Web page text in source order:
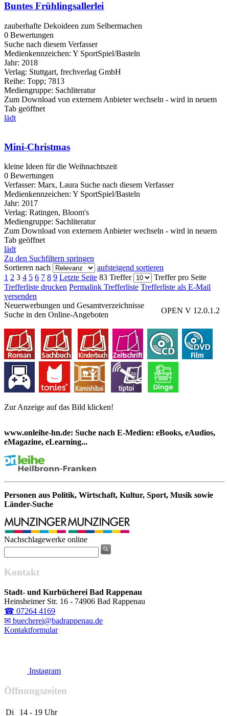
Buntes Frühlingsallerlei
zauberhafte Dekoideen zum Selbermachen
0 Bewertungen
Suche nach diesem Verfasser
Medienkennzeichen: Y SportSpiel/Basteln
Jahr: 2018
Verlag: Stuttgart, frechverlag GmbH
Reihe: Topp; 7813
Mediengruppe: Sachliteratur
Zum Download von externem Anbieter wechseln - wird in neuem
Tab geöffnet
lädt
Mini-Christmas
kleine Ideen für die Weihnachtszeit
0 Bewertungen
Verfasser: Marx, Laura Suche nach diesem Verfasser
Medienkennzeichen: Y SportSpiel/Basteln
Jahr: 2017
Verlag: Ratingen, Bloom's
Mediengruppe: Sachliteratur
Zum Download von externem Anbieter wechseln - wird in neuem
Tab geöffnet
lädt
Zu den Suchfiltern springen
Sortieren nach
aufsteigend sortieren
1 2 3 4 5 6 7 8 9 Letzte Seite 83 Treffer
Treffer pro Seite
Trefferliste drucken Permalink Trefferliste Trefferliste als E-Mail
versenden
OPEN V 12.0.1.2
Neuerwerbungen und Gesamtverzeichnisse
Zur Anzeige auf das Bild klicken!
Suche in den Online-Angeboten
www.onleihe-hn.de: Suche nach E-Medien: eBooks, eAudios,
eMagazine, eLearning...
Personen aus Politik, Wirtschaft, Kultur, Sport, Musik sowie
Länder-Suche
Nachschlagewerke online
Kontakt
Stadt- und Kurbücherei Bad Rappenau
Heinsheimer Str. 16 - 74906 Bad Rappenau
☎ 07264 4169
✉ buecherei@badrappenau.de
Kontaktformular
Instagram
Öffnungszeiten
Di 14 - 19 Uhr